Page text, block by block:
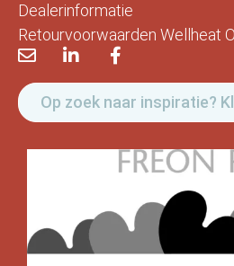
Dealerinformatie
Retourvoorwaarden Wellheat
Op zoek naar inspiratie?